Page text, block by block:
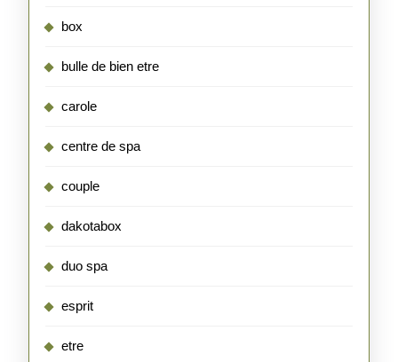
box
bulle de bien etre
carole
centre de spa
couple
dakotabox
duo spa
esprit
etre